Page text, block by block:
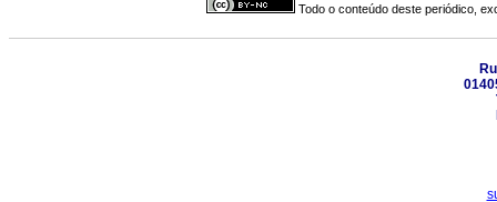
Todo o conteúdo deste periódico,